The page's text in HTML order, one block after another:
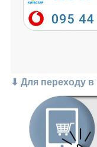
⬇ Для переходу в